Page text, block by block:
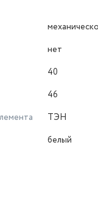
нет
40
46
ТЭН
белый